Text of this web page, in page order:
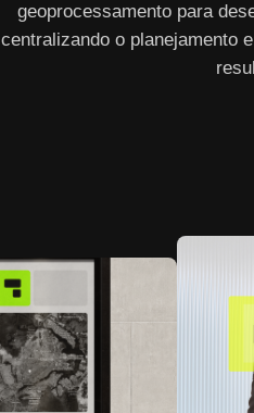
geoprocessamento para
centralizando o planejamento